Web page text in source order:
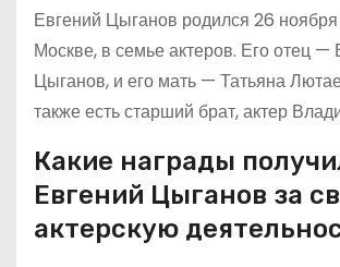
Евгений Цыганов родился 26 ноября
Москве, в семье актеров. Его отец
Цыганов, и его мать — Татьяна
также есть старший брат, актер
Какие награды
Евгений Цыганов за
актерскую